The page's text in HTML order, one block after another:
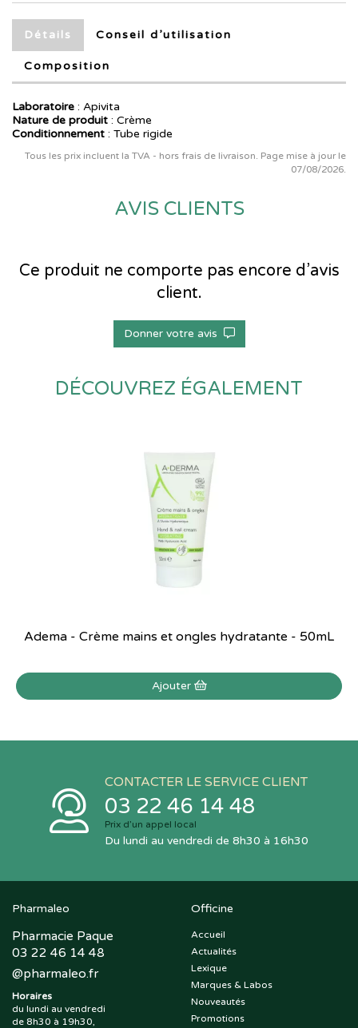
Détails Conseil d’utilisation
Composition
Laboratoire : Apivita
Nature de produit : Crème
Conditionnement : Tube rigide
Tous les prix incluent la TVA - hors frais de livraison. Page mise à jour le
07/08/2026.
AVIS CLIENTS
Ce produit ne comporte pas encore d’avis
client.
Donner votre avis
DÉCOUVREZ ÉGALEMENT
Adema - Crème mains et ongles hydratante - 50mL
Ajouter
CONTACTER LE SERVICE CLIENT
03 22 46 14 48
Prix d’un appel local
Du lundi au vendredi de 8h30 à 16h30
Pharmaleo
Pharmacie Paque
03 22 46 14 48
@pharmaleo.fr
Horaires
du lundi au vendredi
de 8h30 à 19h30,
Officine
Accueil
Actualités
Lexique
Marques & Labos
Nouveautés
Promotions